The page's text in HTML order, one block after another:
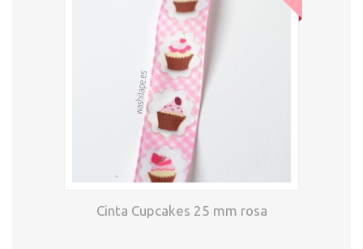
Cinta Cupcakes 25 mm rosa